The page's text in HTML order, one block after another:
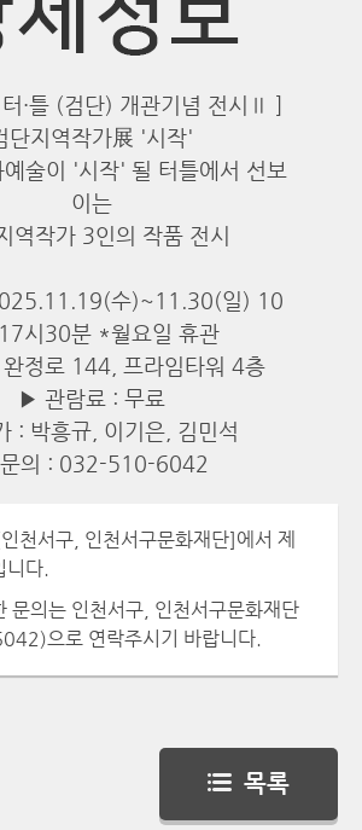
·틀 (검단) 개관기념 전시Ⅱ ]
단지역작가展 '시작'
예술이 '시작' 될 터틀에서 선보
이는
역작가 3인의 작품 전시
수)~11.30(일) 10
시30분 *월요일 휴관
정로 144, 프라임타워 4층
▶ 관람료 : 무료
: 박흥규, 이기은, 김민석
의 : 032-510-6042
천서구, 인천서구문화재단]에서 제
니다.
문의는 인천서구, 인천서구문화재단
으로 연락주시기 바랍니다.
목록